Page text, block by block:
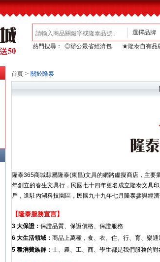
熱門搜尋： ◎辦公最省經濟包 ★隆泰自有品
首頁 > 關於隆泰
隆泰365商城隸屬隆泰(東昌)文具的網路虛擬商店，主
年創立的春生文具行，民國七十四年更名成立隆泰文具
戶，進駐內湖科技園區，民國九十九年七月隆泰參與經
【隆泰服務宣言】
3 大保證： 保證品質、保證價格、保證服務
6 大生活領域： 商品上萬種，食、衣、住、行、育、樂通
5 種消費族群： 士、農、工、商、學生都是我們服務的對